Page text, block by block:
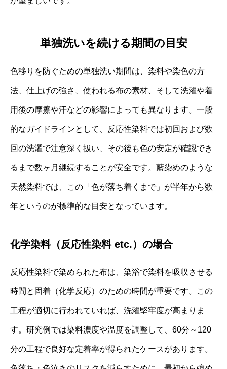
単独洗いを続ける期間の目安
色移りを防ぐための単独洗い期間は、染料や染色の方
法、仕上げの強さ、使われる布の素材、そして洗濯や着
用後の摩擦や汗などの影響によっても異なります。一般
的なガイドラインとして、反応性染料では初回および数
回の洗濯で注意深く扱い、その後も色の安定が確認でき
るまで数ヶ月継続することが安全です。藍染めのような
天然染料では、この「色が落ち着くまで」が半年から数
年というのが標準的な目安となっています。
化学染料（反応性染料 etc.）の場合
反応性染料で染められた布は、染浴で染料を吸収させる
時間と固着（化学反応）のための時間が重要です。この
工程が適切に行われていれば、洗濯堅牢度が高まりま
す。研究例では染料濃度や温度を調整して、60分～120
分の工程で良好な定着率が得られたケースがあります。